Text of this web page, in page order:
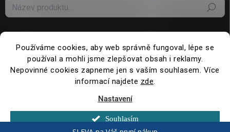
Používáme cookies, aby web správně fungoval, lépe se
používal a mohli jsme zlepšovat obsah i reklamy.
Nepovinné cookies zapneme jen s vaším souhlasem. Více
informací najdete zde.
Nastavení
Souhlasím
Hledat
. Všechna práva vyhrazena.
cookies